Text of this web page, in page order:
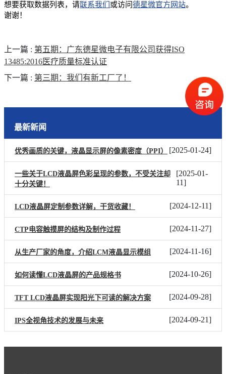
想要获取数据列表，请联系我们 或访问 德星微官方网站。
谢谢！
上一篇 : 第五期：广东德星微电子有限公司获得ISO
13485:2016医疗质量标准认证
下一篇 : 第三期：我们有新工厂了！
最新新闻
优秀画质的关键，液晶显示屏的像素密度（PPI） [2025-01-24]
一些关于LCD液晶屏色彩呈现的参数，不受关注却
十分关键！
[2025-01-
11]
LCD液晶屏定制参数详解，干货收藏！ [2024-12-11]
CTP电容触摸屏的结构及制作过程 [2024-11-27]
从生产厂家的角度，介绍LCM液晶显示模组 [2024-11-16]
如何读懂LCD液晶屏的产品规格书 [2024-10-26]
TFT LCD液晶屏实现阳光下可读的解决方案 [2024-09-28]
IPS全视角技术的发展与未来 [2024-09-21]